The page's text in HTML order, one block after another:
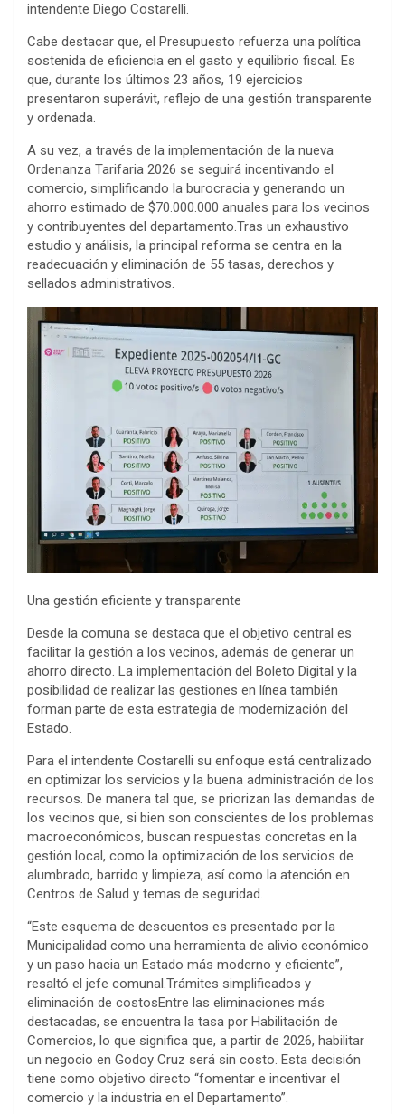
intendente Diego Costarelli.
Cabe destacar que, el Presupuesto refuerza una política
sostenida de eficiencia en el gasto y equilibrio fiscal. Es
que, durante los últimos 23 años, 19 ejercicios
presentaron superávit, reflejo de una gestión transparente
y ordenada.
A su vez, a través de la implementación de la nueva
Ordenanza Tarifaria 2026 se seguirá incentivando el
comercio, simplificando la burocracia y generando un
ahorro estimado de $70.000.000 anuales para los vecinos
y contribuyentes del departamento.Tras un exhaustivo
estudio y análisis, la principal reforma se centra en la
readecuación y eliminación de 55 tasas, derechos y
sellados administrativos.
Una gestión eficiente y transparente
Desde la comuna se destaca que el objetivo central es
facilitar la gestión a los vecinos, además de generar un
ahorro directo. La implementación del Boleto Digital y la
posibilidad de realizar las gestiones en línea también
forman parte de esta estrategia de modernización del
Estado.
Para el intendente Costarelli su enfoque está centralizado
en optimizar los servicios y la buena administración de los
recursos. De manera tal que, se priorizan las demandas de
los vecinos que, si bien son conscientes de los problemas
macroeconómicos, buscan respuestas concretas en la
gestión local, como la optimización de los servicios de
alumbrado, barrido y limpieza, así como la atención en
Centros de Salud y temas de seguridad.
“Este esquema de descuentos es presentado por la
Municipalidad como una herramienta de alivio económico
y un paso hacia un Estado más moderno y eficiente”,
resaltó el jefe comunal.Trámites simplificados y
eliminación de costosEntre las eliminaciones más
destacadas, se encuentra la tasa por Habilitación de
Comercios, lo que significa que, a partir de 2026, habilitar
un negocio en Godoy Cruz será sin costo. Esta decisión
tiene como objetivo directo “fomentar e incentivar el
comercio y la industria en el Departamento”.